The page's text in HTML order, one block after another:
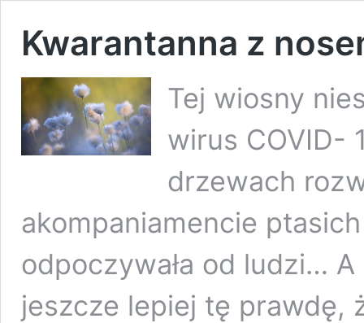
Kwarantanna z
Tej wiosny
wirus COVID-
drzewach
akompaniamencie
odpoczywała od ludzi…
jeszcze lepiej tę prawdę,